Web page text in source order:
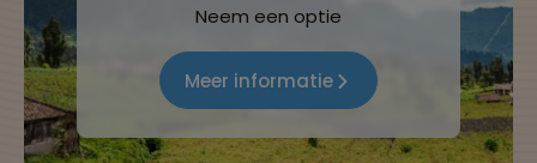
Neem een optie
Meer informatie